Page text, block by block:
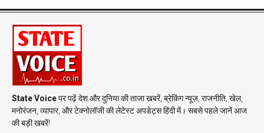
State Voiceपर पढ़ें देश और दुनिया की ताजा खबरें, ब्रेकिंग न्यूज़, राजनीति, खेल,
मनोरंजन, व्यापार, और टेक्नोलॉजी की लेटेस्ट अपडेट्स हिंदी में। सबसे पहले जानें आज
की बड़ी खबरें!